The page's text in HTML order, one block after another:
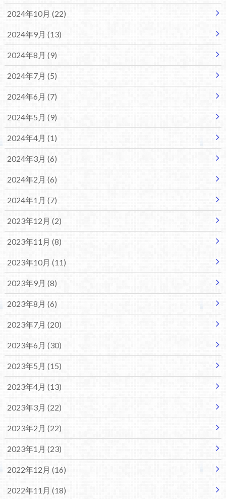
2024年10月 (22)
2024年9月 (13)
2024年8月 (9)
2024年7月 (5)
2024年6月 (7)
2024年5月 (9)
2024年4月 (1)
2024年3月 (6)
2024年2月 (6)
2024年1月 (7)
2023年12月 (2)
2023年11月 (8)
2023年10月 (11)
2023年9月 (8)
2023年8月 (6)
2023年7月 (20)
2023年6月 (30)
2023年5月 (15)
2023年4月 (13)
2023年3月 (22)
2023年2月 (22)
2023年1月 (23)
2022年12月 (16)
2022年11月 (18)